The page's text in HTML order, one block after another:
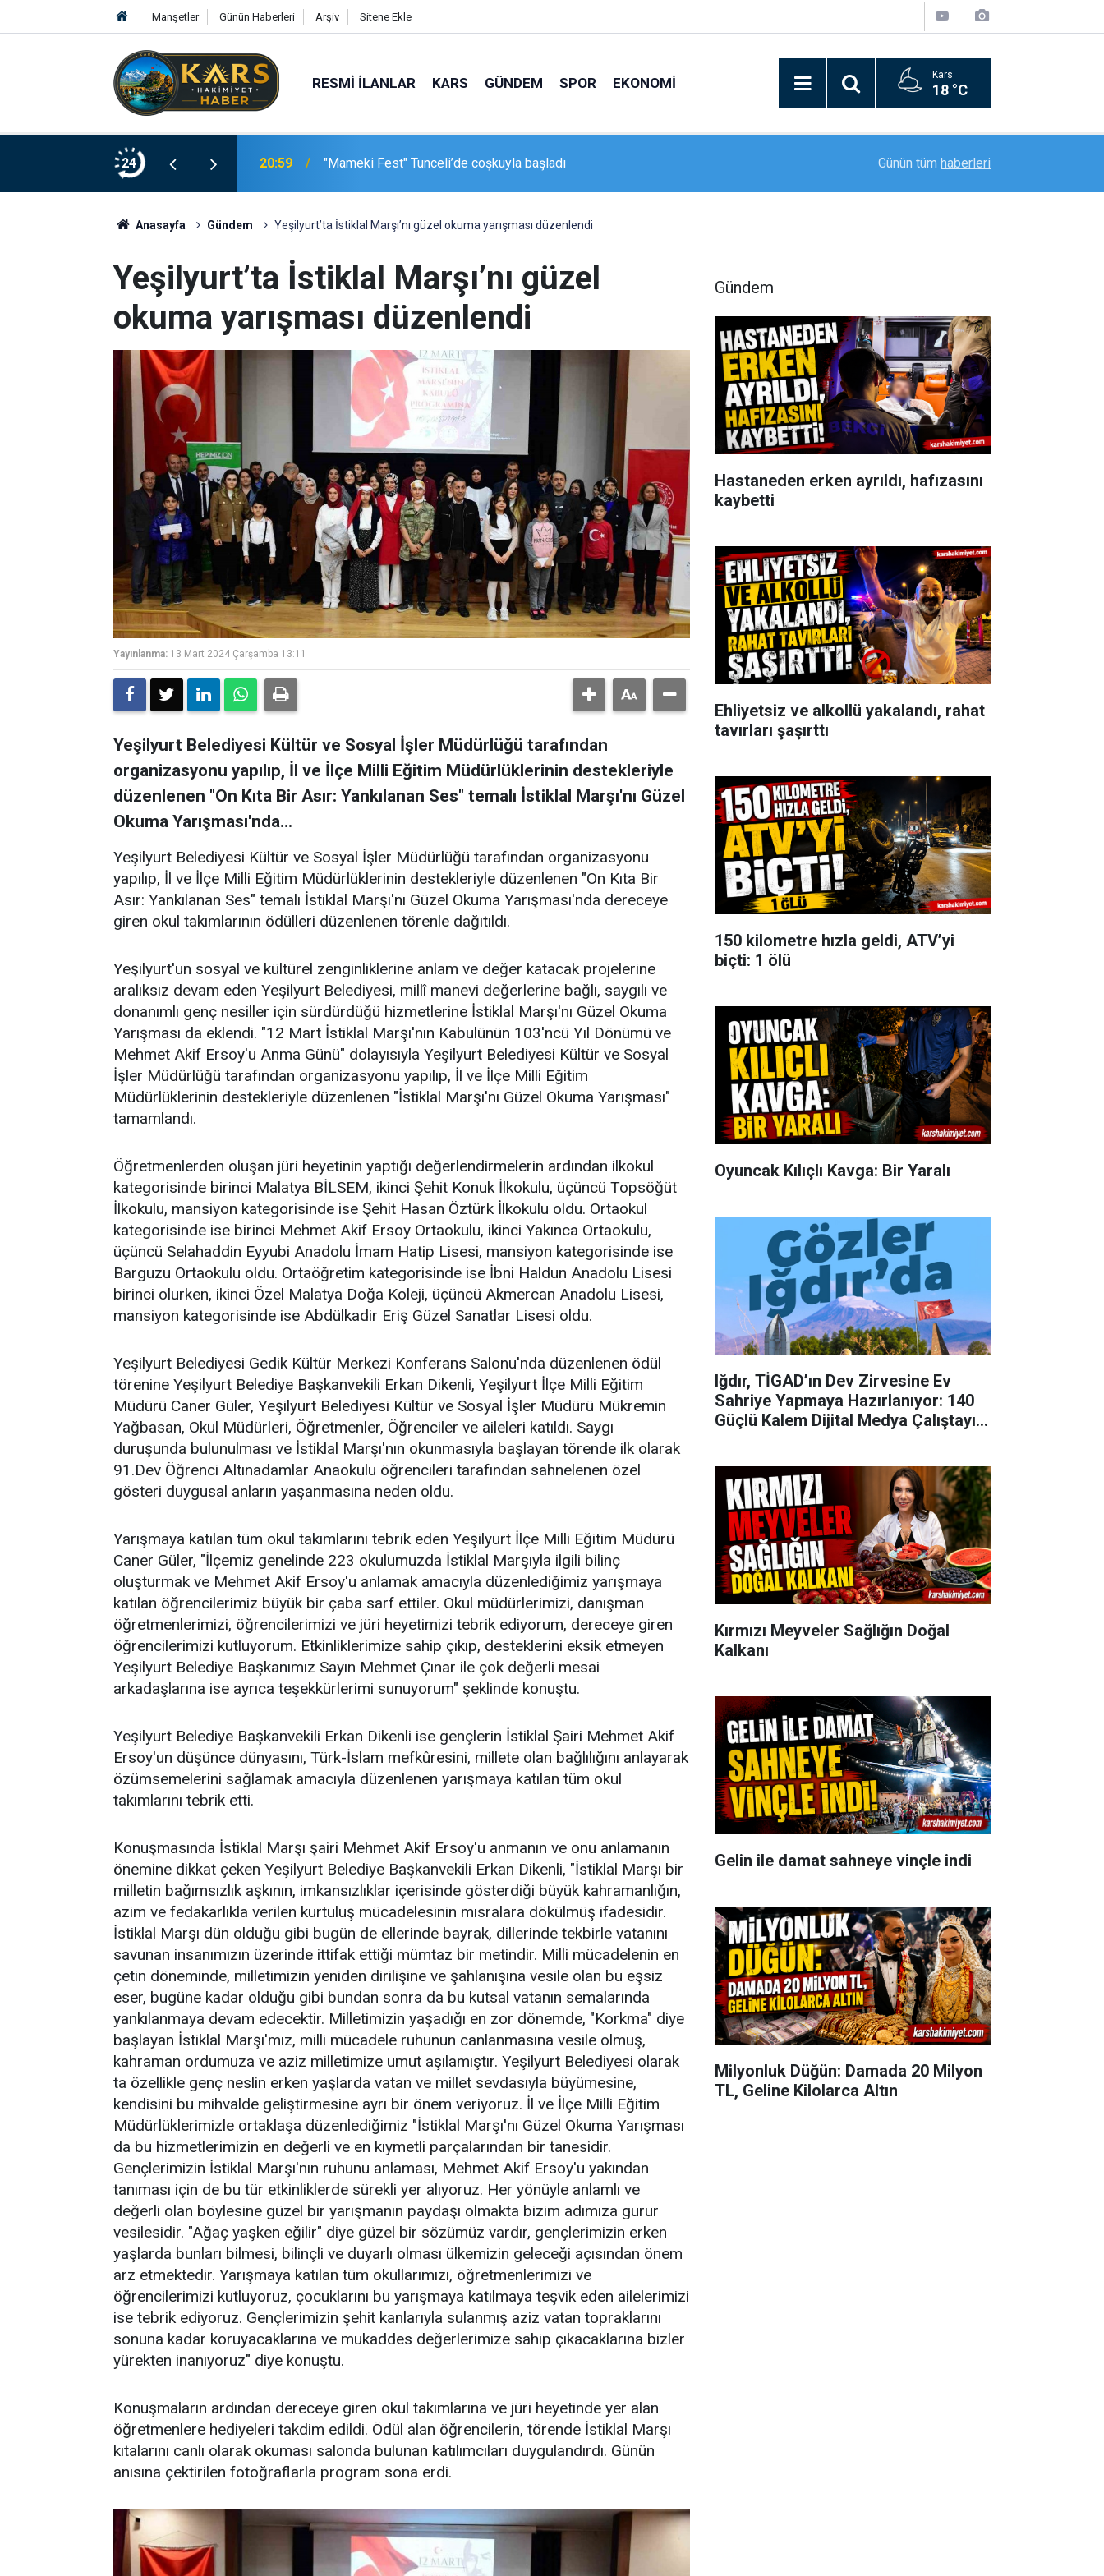
Manşetler Günün Haberleri Arşiv Sitene Ekle
RESMI İLANLAR KARS GÜNDEM SPOR EKONOMI Kars
18 °C
24 20:59 "Mameki Fest" Tunceli’de coşkuyla başladı Hazırlık Maçı: Elazığspor: 2 - Ayvalıkgücü
Günün tüm haberleri
Anasayfa Gündem Yeşilyurt’ta İstiklal Marşı’nı güzel okuma yarışması düzenlendi
Yeşilyurt’ta İstiklal Marşı’nı güzel
okuma yarışması düzenlendi
Yayınlanma: 13 Mart 2024 Çarşamba 13:11
Yeşilyurt Belediyesi Kültür ve Sosyal İşler Müdürlüğü tarafından
organizasyonu yapılıp, İl ve İlçe Milli Eğitim Müdürlüklerinin destekleriyle
düzenlenen "On Kıta Bir Asır: Yankılanan Ses" temalı İstiklal Marşı'nı Güzel
Okuma Yarışması'nda...
Yeşilyurt Belediyesi Kültür ve Sosyal İşler Müdürlüğü tarafından organizasyonu
yapılıp, İl ve İlçe Milli Eğitim Müdürlüklerinin destekleriyle düzenlenen "On Kıta Bir
Asır: Yankılanan Ses" temalı İstiklal Marşı'nı Güzel Okuma Yarışması'nda dereceye
giren okul takımlarının ödülleri düzenlenen törenle dağıtıldı.
Yeşilyurt'un sosyal ve kültürel zenginliklerine anlam ve değer katacak projelerine
aralıksız devam eden Yeşilyurt Belediyesi, millî manevi değerlerine bağlı, saygılı ve
donanımlı genç nesiller için sürdürdüğü hizmetlerine İstiklal Marşı'nı Güzel Okuma
Yarışması da eklendi. "12 Mart İstiklal Marşı'nın Kabulünün 103'ncü Yıl Dönümü ve
Mehmet Akif Ersoy'u Anma Günü" dolayısıyla Yeşilyurt Belediyesi Kültür ve Sosyal
İşler Müdürlüğü tarafından organizasyonu yapılıp, İl ve İlçe Milli Eğitim
Müdürlüklerinin destekleriyle düzenlenen "İstiklal Marşı'nı Güzel Okuma Yarışması"
tamamlandı.
Öğretmenlerden oluşan jüri heyetinin yaptığı değerlendirmelerin ardından ilkokul
kategorisinde birinci Malatya BİLSEM, ikinci Şehit Konuk İlkokulu, üçüncü Topsöğüt
İlkokulu, mansiyon kategorisinde ise Şehit Hasan Öztürk İlkokulu oldu. Ortaokul
kategorisinde ise birinci Mehmet Akif Ersoy Ortaokulu, ikinci Yakınca Ortaokulu,
üçüncü Selahaddin Eyyubi Anadolu İmam Hatip Lisesi, mansiyon kategorisinde ise
Barguzu Ortaokulu oldu. Ortaöğretim kategorisinde ise İbni Haldun Anadolu Lisesi
birinci olurken, ikinci Özel Malatya Doğa Koleji, üçüncü Akmercan Anadolu Lisesi,
mansiyon kategorisinde ise Abdülkadir Eriş Güzel Sanatlar Lisesi oldu.
Yeşilyurt Belediyesi Gedik Kültür Merkezi Konferans Salonu'nda düzenlenen ödül
törenine Yeşilyurt Belediye Başkanvekili Erkan Dikenli, Yeşilyurt İlçe Milli Eğitim
Müdürü Caner Güler, Yeşilyurt Belediyesi Kültür ve Sosyal İşler Müdürü Mükremin
Yağbasan, Okul Müdürleri, Öğretmenler, Öğrenciler ve aileleri katıldı. Saygı
duruşunda bulunulması ve İstiklal Marşı'nın okunmasıyla başlayan törende ilk olarak
91.Dev Öğrenci Altınadamlar Anaokulu öğrencileri tarafından sahnelenen özel
gösteri duygusal anların yaşanmasına neden oldu.
Yarışmaya katılan tüm okul takımlarını tebrik eden Yeşilyurt İlçe Milli Eğitim Müdürü
Caner Güler, "İlçemiz genelinde 223 okulumuzda İstiklal Marşıyla ilgili bilinç
oluşturmak ve Mehmet Akif Ersoy'u anlamak amacıyla düzenlediğimiz yarışmaya
katılan öğrencilerimiz büyük bir çaba sarf ettiler. Okul müdürlerimizi, danışman
öğretmenlerimizi, öğrencilerimizi ve jüri heyetimizi tebrik ediyorum, dereceye giren
öğrencilerimizi kutluyorum. Etkinliklerimize sahip çıkıp, desteklerini eksik etmeyen
Yeşilyurt Belediye Başkanımız Sayın Mehmet Çınar ile çok değerli mesai
arkadaşlarına ise ayrıca teşekkürlerimi sunuyorum" şeklinde konuştu.
Yeşilyurt Belediye Başkanvekili Erkan Dikenli ise gençlerin İstiklal Şairi Mehmet Akif
Ersoy'un düşünce dünyasını, Türk-İslam mefkûresini, millete olan bağlılığını anlayarak
özümsemelerini sağlamak amacıyla düzenlenen yarışmaya katılan tüm okul
takımlarını tebrik etti.
Konuşmasında İstiklal Marşı şairi Mehmet Akif Ersoy'u anmanın ve onu anlamanın
önemine dikkat çeken Yeşilyurt Belediye Başkanvekili Erkan Dikenli, "İstiklal Marşı bir
milletin bağımsızlık aşkının, imkansızlıklar içerisinde gösterdiği büyük kahramanlığın,
azim ve fedakarlıkla verilen kurtuluş mücadelesinin mısralara dökülmüş ifadesidir.
İstiklal Marşı dün olduğu gibi bugün de ellerinde bayrak, dillerinde tekbirle vatanını
savunan insanımızın üzerinde ittifak ettiği mümtaz bir metindir. Milli mücadelenin en
çetin döneminde, milletimizin yeniden dirilişine ve şahlanışına vesile olan bu eşsiz
eser, bugüne kadar olduğu gibi bundan sonra da bu kutsal vatanın semalarında
yankılanmaya devam edecektir. Milletimizin yaşadığı en zor dönemde, "Korkma" diye
başlayan İstiklal Marşı'mız, milli mücadele ruhunun canlanmasına vesile olmuş,
kahraman ordumuza ve aziz milletimize umut aşılamıştır. Yeşilyurt Belediyesi olarak
ta özellikle genç neslin erken yaşlarda vatan ve millet sevdasıyla büyümesine,
kendisini bu mihvalde geliştirmesine ayrı bir önem veriyoruz. İl ve İlçe Milli Eğitim
Müdürlüklerimizle ortaklaşa düzenlediğimiz "İstiklal Marşı'nı Güzel Okuma Yarışması
da bu hizmetlerimizin en değerli ve en kıymetli parçalarından bir tanesidir.
Gençlerimizin İstiklal Marşı'nın ruhunu anlaması, Mehmet Akif Ersoy'u yakından
tanıması için de bu tür etkinliklerde sürekli yer alıyoruz. Her yönüyle anlamlı ve
değerli olan böylesine güzel bir yarışmanın paydaşı olmakta bizim adımıza gurur
vesilesidir. "Ağaç yaşken eğilir" diye güzel bir sözümüz vardır, gençlerimizin erken
yaşlarda bunları bilmesi, bilinçli ve duyarlı olması ülkemizin geleceği açısından önem
arz etmektedir. Yarışmaya katılan tüm okullarımızı, öğretmenlerimizi ve
öğrencilerimizi kutluyoruz, çocuklarını bu yarışmaya katılmaya teşvik eden ailelerimizi
ise tebrik ediyoruz. Gençlerimizin şehit kanlarıyla sulanmış aziz vatan topraklarını
sonuna kadar koruyacaklarına ve mukaddes değerlerimize sahip çıkacaklarına bizler
yürekten inanıyoruz" diye konuştu.
Konuşmaların ardından dereceye giren okul takımlarına ve jüri heyetinde yer alan
öğretmenlere hediyeleri takdim edildi. Ödül alan öğrencilerin, törende İstiklal Marşı
kıtalarını canlı olarak okuması salonda bulunan katılımcıları duygulandırdı. Günün
anısına çektirilen fotoğraflarla program sona erdi.
Gündem
Hastaneden erken ayrıldı, hafızasını
kaybetti
Ehliyetsiz ve alkollü yakalandı, rahat
tavırları şaşırttı
150 kilometre hızla geldi, ATV’yi
biçti: 1 ölü
Oyuncak Kılıçlı Kavga: Bir Yaralı
Iğdır, TİGAD’ın Dev Zirvesine Ev
Sahriye Yapmaya Hazırlanıyor: 140
Güçlü Kalem Dijital Medya Çalıştayı
Kırmızı Meyveler Sağlığın Doğal
Kalkanı
Gelin ile damat sahneye vinçle indi
Milyonluk Düğün: Damada 20 Milyon
TL, Geline Kilolarca Altın